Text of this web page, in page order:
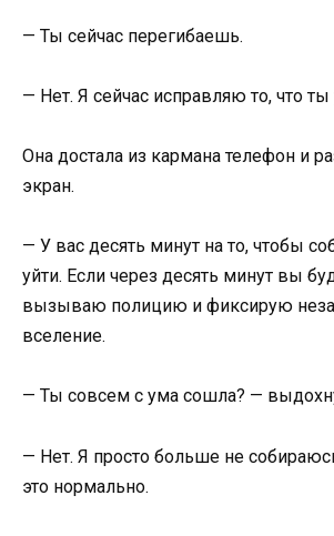
— Ты сейчас перегибаешь.
— Нет. Я сейчас исправляю то, что
Она достала из кармана телефон и
экран.
— У вас десять минут на то, чтобы
уйти. Если через десять минут вы
вызываю полицию и фиксирую
вселение.
— Ты совсем с ума сошла? —
— Нет. Я просто больше не
это нормально.